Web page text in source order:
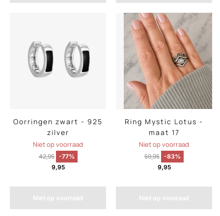
Oorringen zwart - 925
zilver
Niet op voorraad
42,95
-77%
9,95
Niet op voorraad
Ring Mystic Lotus -
maat 17
Niet op voorraad
59,95 -83%
9,95
Niet op voorraad